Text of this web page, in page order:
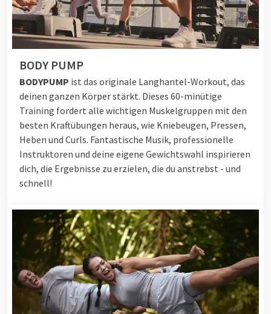
BODY PUMP
BODYPUMP ist das originale Langhantel-Workout, das
deinen ganzen Körper stärkt. Dieses 60-minütige
Training fordert alle wichtigen Muskelgruppen mit den
besten Kraftübungen heraus, wie Kniebeugen, Pressen,
Heben und Curls. Fantastische Musik, professionelle
Instruktoren und deine eigene Gewichtswahl inspirieren
dich, die Ergebnisse zu erzielen, die du anstrebst - und
schnell!